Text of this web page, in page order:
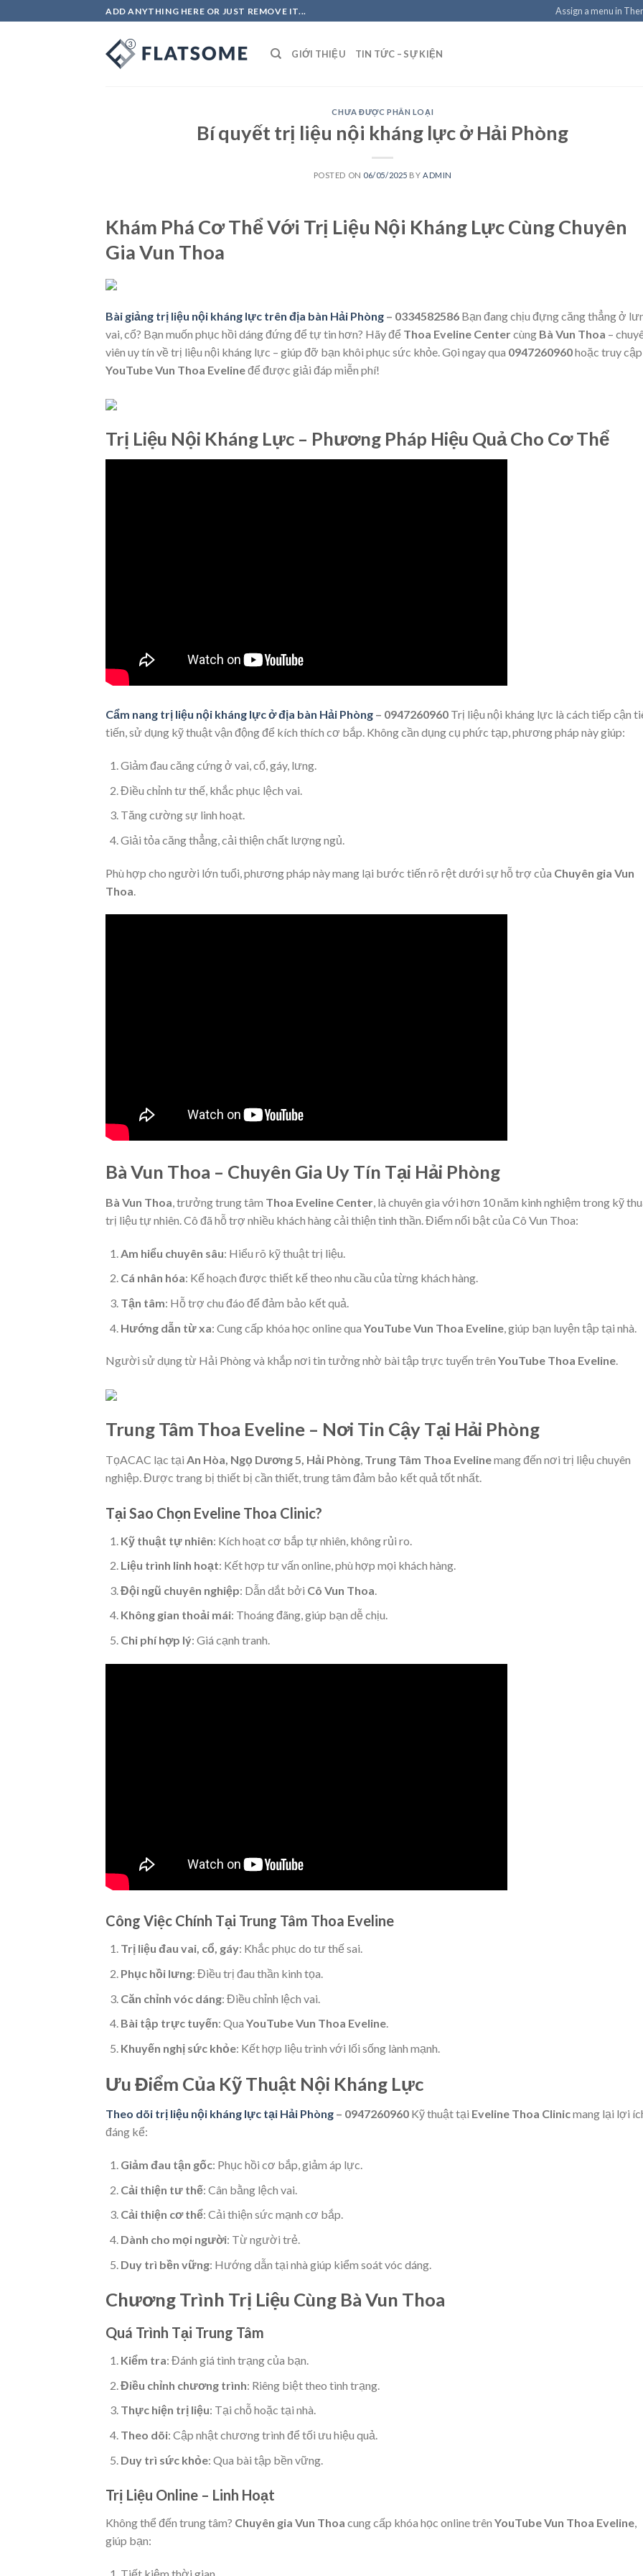
to
ADD ANYTHING HERE OR JUST REMOVE IT... Assign a menu in
GIỚI THIỆU TIN TỨC – SỰ KIỆN
CHƯA ĐƯỢC PHÂN LOẠI
Bí quyết trị liệu nội kháng lực ở Hải Phòng
POSTED ON 06/05/2025 BY ADMIN
Khám Phá Cơ Thể Với Trị Liệu Nội Kháng Lực Cùng Chuyên
Gia Vun Thoa
Bài giảng trị liệu nội kháng lực trên địa bàn Hải Phòng – 0334582586 Bạn đang chịu đựng căng thẳng ở
vai, cổ? Bạn muốn phục hồi dáng đứng để tự tin hơn? Hãy để Thoa Eveline Centercùng Bà Vun Thoa –
viên uy tín về trị liệu nội kháng lực – giúp đỡ bạn khôi phục sức khỏe. Gọi ngay qua 0947260960hoặc truy cập
YouTube Vun Thoa Evelineđể được giải đáp miễn phí!
Trị Liệu Nội Kháng Lực – Phương Pháp Hiệu Quả Cho Cơ Thể
Cẩm nang trị liệu nội kháng lực ở địa bàn Hải Phòng – 0947260960 Trị liệu nội kháng lực là cách tiếp cận
tiến, sử dụng kỹ thuật vận động để kích thích cơ bắp. Không cần dụng cụ phức tạp, phương pháp này giúp:
Giảm đau căng cứng ở vai, cổ, gáy, lưng.
Điều chỉnh tư thế, khắc phục lệch vai.
Tăng cường sự linh hoạt.
Giải tỏa căng thẳng, cải thiện chất lượng ngủ.
Phù hợp cho người lớn tuổi, phương pháp này mang lại bước tiến rõ rệt dưới sự hỗ trợ của Chuyên gia Vun
Thoa
Bà Vun Thoa – Chuyên Gia Uy Tín Tại Hải Phòng
Bà Vun Thoa, trưởng trung tâm Thoa Eveline Center, là chuyên gia với hơn 10 năm kinh nghiệm trong kỹ
trị liệu tự nhiên. Cô đã hỗ trợ nhiều khách hàng cải thiện tinh thần. Điểm nổi bật của Cô Vun Thoa:
Am hiểu chuyên sâu: Hiểu rõ kỹ thuật trị liệu.
Cá nhân hóa: Kế hoạch được thiết kế theo nhu cầu của từng khách hàng.
Tận tâm: Hỗ trợ chu đáo để đảm bảo kết quả.
Hướng dẫn từ xa: Cung cấp khóa học online qua YouTube Vun Thoa Eveline, giúp bạn luyện tập tại nhà.
Người sử dụng từ Hải Phòng và khắp nơi tin tưởng nhờ bài tập trực tuyến trên YouTube Thoa Eveline.
Trung Tâm Thoa Eveline – Nơi Tin Cậy Tại Hải Phòng
TọACAC lạc tại An Hòa, Ngọ Dương 5, Hải Phòng Trung Tâm Thoa Evelinemang đến nơi trị liệu chuyên
nghiệp. Được trang bị thiết bị cần thiết, trung tâm đảm bảo kết quả tốt nhất.
Tại Sao Chọn Eveline Thoa Clinic?
Kỹ thuật tự nhiên: Kích hoạt cơ bắp tự nhiên, không rủi ro.
Liệu trình linh hoạt: Kết hợp tư vấn online, phù hợp mọi khách hàng.
Đội ngũ chuyên nghiệp: Dẫn dắt bởi Cô Vun Thoa
Không gian thoải mái: Thoáng đãng, giúp bạn dễ chịu.
Chi phí hợp lý: Giá cạnh tranh.
Công Việc Chính Tại Trung Tâm Thoa Eveline
Trị liệu đau vai, cổ, gáy: Khắc phục do tư thế sai.
Phục hồi lưng: Điều trị đau thần kinh tọa.
Căn chỉnh vóc dáng: Điều chỉnh lệch vai.
Bài tập trực tuyến: Qua YouTube Vun Thoa Eveline.
Khuyến nghị sức khỏe: Kết hợp liệu trình với lối sống lành mạnh.
Ưu Điểm Của Kỹ Thuật Nội Kháng Lực
Theo dõi trị liệu nội kháng lực tại Hải Phòng – 0947260960 Kỹ thuật tại Eveline Thoa Clinicmang lại lợi
đáng kể:
Giảm đau tận gốc: Phục hồi cơ bắp, giảm áp lực.
Cải thiện tư thế: Cân bằng lệch vai.
Cải thiện cơ thể: Cải thiện sức mạnh cơ bắp.
Dành cho mọi người: Từ người trẻ.
Duy trì bền vững: Hướng dẫn tại nhà giúp kiểm soát vóc dáng.
Chương Trình Trị Liệu Cùng Bà Vun Thoa
Quá Trình Tại Trung Tâm
Kiểm tra: Đánh giá tình trạng của bạn.
Điều chỉnh chương trình: Riêng biệt theo tình trạng.
Thực hiện trị liệu: Tại chỗ hoặc tại nhà.
Theo dõi: Cập nhật chương trình để tối ưu hiệu quả.
Duy trì sức khỏe: Qua bài tập bền vững.
Trị Liệu Online – Linh Hoạt
Không thể đến trung tâm? Chuyên gia Vun Thoa cung cấp khóa học online trên YouTube Vun Thoa Eveline,
giúp bạn: